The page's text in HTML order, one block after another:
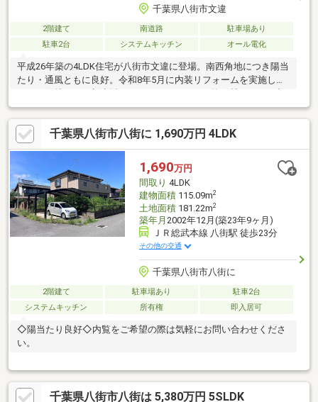
千葉県八街市文違
2階建て 南道路
駐車場あり
駐車2台
システムキッチン オール電化
平成26年築の4LDK住宅が八街市文違に登場。南西角地につき陽当
たり・通風ともに良好。令和8年5月に内装リフォームを実施して
おり、気持ちよく新生活をスタートできます。約16帖のLDKを中
心に、ご家族それぞれのプライベート空間を確保できる4LDKの間
取り。全居室収納付きで収納力も充実しています。カースペース
は並列2台駐車可能なので、ご夫婦でお車をお持ちのご家庭にもお
すすめです。オール電化仕様で家計にもやさしく、空家のためご
希望に合わせてご内覧いただけます。築浅・リフォーム済・駐車2
台・陽当たり良好と魅力の揃ったおすすめ物件です。住宅ローン
相談も無料受付中、ぜひ一度ご見学ください。
千葉県八街市八街に 1,690万円 4LDK
1,690万円
間取り 4LDK
建物面積115.09m2
土地面積181.22m2
築年月 2002年12月(築23年9ヶ月)
ＪＲ総武本線 八街駅 徒歩23分
その他の交通
千葉県八街市八街に
2階建て 駐車場あり
駐車2台
システムキッチン
所有権 即入居可
◇陽当たり良好◇内覧をご希望の際は気軽にお問い合わせくださ
い。
千葉県八街市八街は 5,380万円 5SLDK